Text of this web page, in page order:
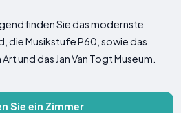
finden Sie das modernste
die Musikstufe P60, sowie das
und das Jan Van Togt Museum.
Sie ein Zimmer